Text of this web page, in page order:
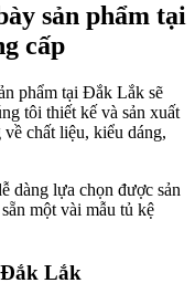
sản phẩm tại
cấp
phẩm tại Đắk Lắk sẽ
tôi thiết kế và sản xuất
chất liệu, kiểu dáng,
dàng lựa chọn được sản
một vài mẫu tủ kệ
Đắk Lắk